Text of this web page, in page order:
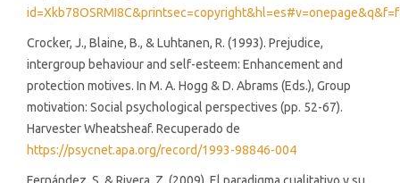
Crocker, J., Blaine, B., & Luhtanen, R. (1993). Prejudice,
intergroup behaviour and self-esteem: Enhancement and
protection motives. In M. A. Hogg & D. Abrams (Eds.), Group
motivation: Social psychological perspectives (pp. 52-67).
Harvester Wheatsheaf. Recuperado de
https://psycnet.apa.org/record/1993-98846-004